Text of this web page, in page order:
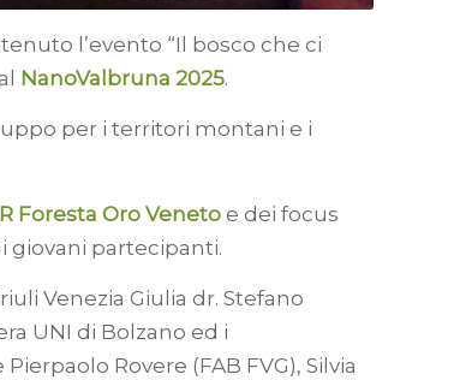
tenuto l’evento “Il bosco che ci
NanoValbruna 2025.
per i territori montani e i
Foresta Oro Venetoe dei focus
giovani partecipanti.
Venezia Giulia dr. Stefano
UNI di Bolzano ed i
Rovere (FAB FVG), Silvia